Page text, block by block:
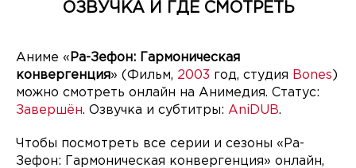
ОЗВУЧКА И ГДЕ СМОТРЕТЬ
Аниме « Ра-Зефон: Гармоническая
конвергенция» (Фильм, 2003 год, студия Bones )
можно смотреть онлайн на Анимедия. Статус:
Завершён. Озвучка и субтитры: AniDUB.
Чтобы посмотреть все серии и сезоны «Ра-
Зефон: Гармоническая конвергенция» онлайн,